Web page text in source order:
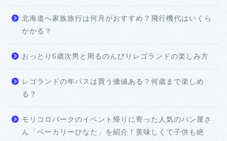
北海道へ家族旅行は何月がおすすめ？飛行機代はいくら
かかる？
おっとり5歳次男と周るのんびりレゴランドの楽しみ方
レゴランドの年パスは買う価値ある？何歳まで楽しめ
る？
モリコロパークのイベント帰りに寄った人気のパン屋さ
ん「ベーカリーひなた」を紹介！美味しくて子供も絶